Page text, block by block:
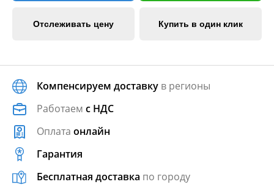
Отслеживать цену Купить в один клик
Компенсируем доставку в регионы
Работаем с НДС
Оплата онлайн
Гарантия
Бесплатная доставка по городу